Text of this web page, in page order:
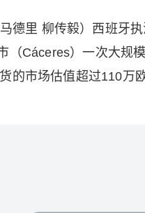
德里 柳传毅）西班牙
（Cáceres）一次大规
的市场估值超过110万